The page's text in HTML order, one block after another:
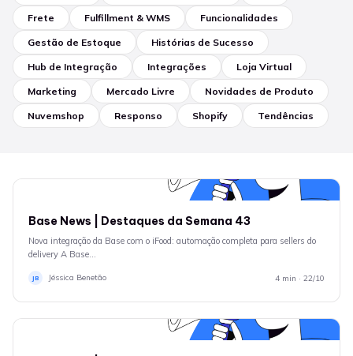
Frete Fulfillment & WMS Funcionalidades
Gestão de Estoque Histórias de Sucesso
Hub de Integração Integrações Loja Virtual
Marketing Mercado Livre Novidades de Produto
Nuvemshop Responso Shopify Tendências
Base News | Destaques da Semana 43
Nova integração da Base com o iFood: automação completa para sellers do
delivery A Base…
JB Jéssica Benetão 4 min · 22/10